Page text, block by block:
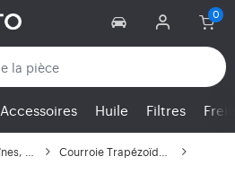
Accessoires Huile Filtres